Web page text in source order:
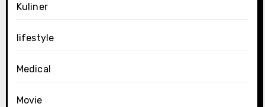
Kuliner
lifestyle
Medical
Movie